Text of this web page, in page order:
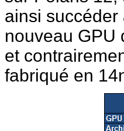
ainsi
nouveau GPU
et
fabriqué en